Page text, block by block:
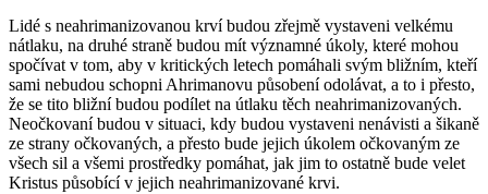
Lidé s neahrimanizovanou krví budou zřejmě vystaveni velkému
nátlaku, na druhé straně budou mít významné úkoly, které mohou
spočívat v tom, aby v kritických letech pomáhali svým bližním, kteří
sami nebudou schopni Ahrimanovu působení odolávat, a to i přesto,
že se tito bližní budou podílet na útlaku těch neahrimanizovaných.
Neočkovaní budou v situaci, kdy budou vystaveni nenávisti a šikaně
ze strany očkovaných, a přesto bude jejich úkolem očkovaným ze
všech sil a všemi prostředky pomáhat, jak jim to ostatně bude velet
Kristus působící v jejich neahrimanizované krvi.